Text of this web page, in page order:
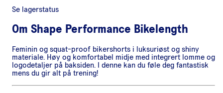
Se lagerstatus
Om Shape Performance Bikelength
Feminin og squat-proof bikershorts i luksuriøst og shiny
materiale. Høy og komfortabel midje med integrert lomme og
logodetaljer på baksiden. I denne kan du føle deg fantastisk
mens du gir alt på trening!